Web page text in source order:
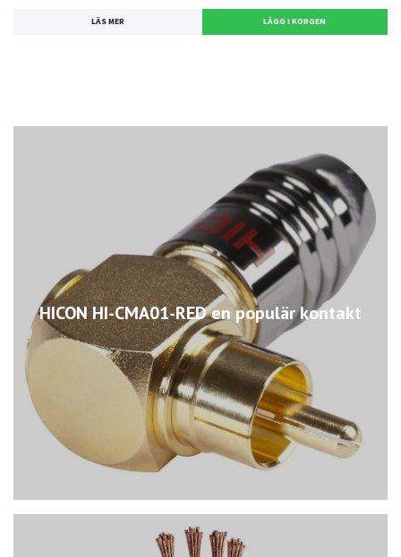
HICON HI-CMA01-RED en populär kontakt
LÄS MER